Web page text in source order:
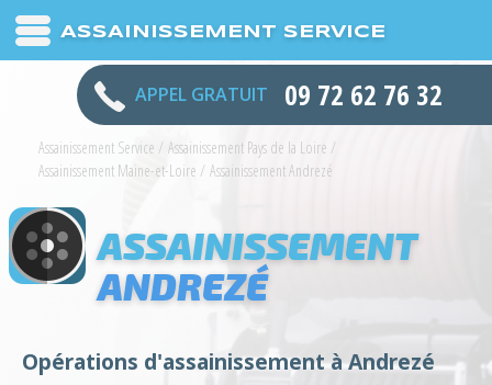
ASSAINISSEMENT SERVICE
APPEL GRATUIT 09 72 62 76 32
Assainissement Service / Assainissement Pays de la Loire /
Assainissement Maine-et-Loire / Assainissement Andrezé
ASSAINISSEMENT
ANDREZÉ
Opérations d'assainissement à Andrezé